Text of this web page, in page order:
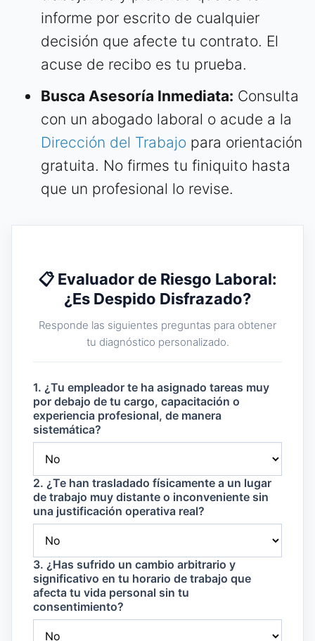
informe por escrito de cualquier
decisión que afecte tu contrato. El
acuse de recibo es tu prueba.
Busca Asesoría Inmediata: Consulta
con un abogado laboral o acude a la
Dirección del Trabajo para orientación
gratuita. No firmes tu finiquito hasta
que un profesional lo revise.
📋 Evaluador de Riesgo Laboral:
¿Es Despido Disfrazado?
Responde las siguientes preguntas para obtener
tu diagnóstico personalizado.
1. ¿Tu empleador te ha asignado tareas muy
por debajo de tu cargo, capacitación o
experiencia profesional, de manera
sistemática?
2. ¿Te han trasladado físicamente a un lugar
de trabajo muy distante o inconveniente sin
una justificación operativa real?
3. ¿Has sufrido un cambio arbitrario y
significativo en tu horario de trabajo que
afecta tu vida personal sin tu
consentimiento?